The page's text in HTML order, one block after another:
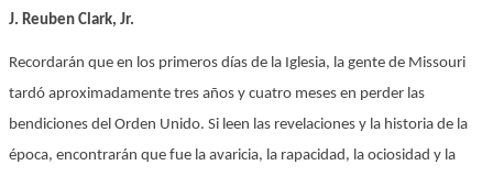
J. Reuben Clark, Jr.
Recordarán que en los primeros días de la Iglesia, la gente de Missouri
tardó aproximadamente tres años y cuatro meses en perder las
bendiciones del Orden Unido. Si leen las revelaciones y la historia de la
época, encontrarán que fue la avaricia, la rapacidad, la ociosidad y la